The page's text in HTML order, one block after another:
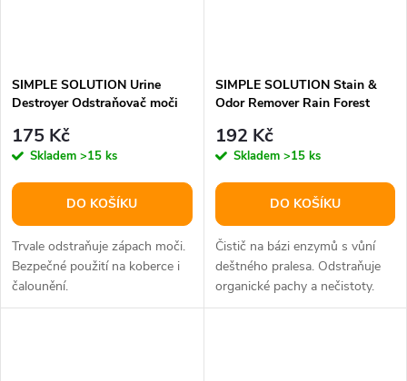
SIMPLE SOLUTION Urine
Destroyer Odstraňovač moči
175 Kč
Skladem >15 ks
DO KOŠÍKU
Trvale odstraňuje zápach moči.
Bezpečné použití na koberce i
čalounění.
SIMPLE SOLUTION Stain &
Odor Remover Rain Forest
pro psy 750ml
192 Kč
Skladem >15 ks
DO KOŠÍKU
Čistič na bázi enzymů s vůní
deštného pralesa. Odstraňuje
organické pachy a nečistoty.